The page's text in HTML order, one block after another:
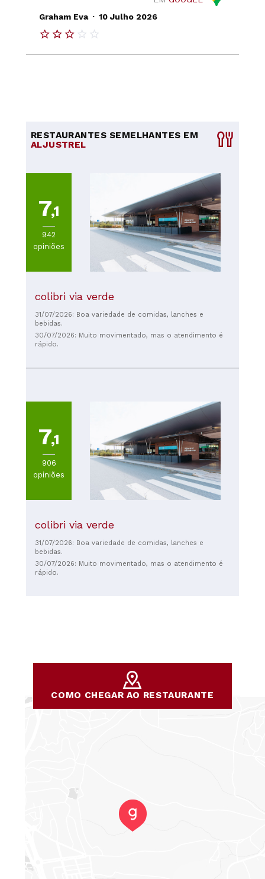
Graham Eva . 10 Julho 2026
RESTAURANTES SEMELHANTES EM
ALJUSTREL
7,1
942
opiniões
colibri via verde
31/07/2026: Boa variedade de comidas, lanches e
bebidas.
30/07/2026: Muito movimentado, mas o atendimento é
rápido.
7,1
906
opiniões
colibri via verde
31/07/2026: Boa variedade de comidas, lanches e
bebidas.
30/07/2026: Muito movimentado, mas o atendimento é
rápido.
COMO CHEGAR AO RESTAURANTE